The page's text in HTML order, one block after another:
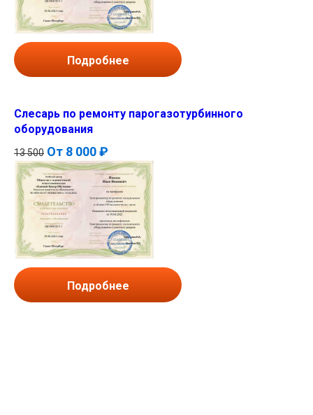
Подробнее
Слесарь по ремонту парогазотурбинного
оборудования
13 500 От 8 000 ₽
Подробнее